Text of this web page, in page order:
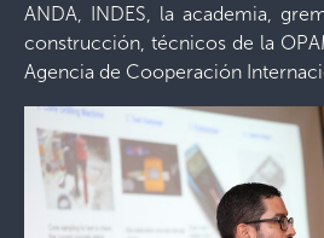
ANDA, INDES, la academia,
construcción, técnicos de la
Agencia de Cooperación